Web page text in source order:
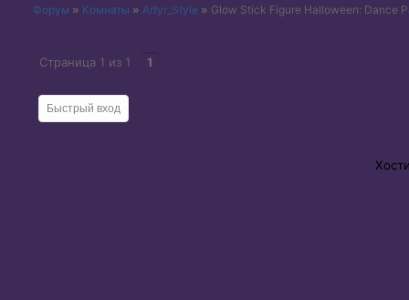
Форум » Комнаты » Artyr_Style » Glow Stick Figure Halloween: Dance
Страница 1 из 1 1